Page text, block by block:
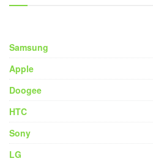
Samsung
Apple
Doogee
HTC
Sony
LG